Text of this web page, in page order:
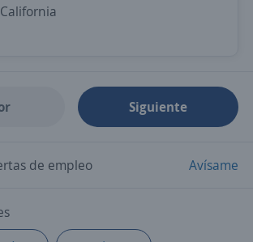
Siguiente
de empleo Avísame